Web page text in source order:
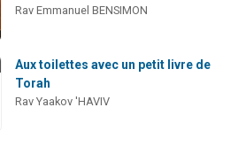
Rav Emmanuel BENSIMON
Aux toilettes avec un petit livre de
Torah
Rav Yaakov 'HAVIV